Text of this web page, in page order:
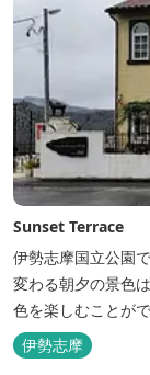
Sunset Terrace
伊勢志摩国立公園
変わる朝夕の景色
色を楽しむことが
を。 1日1組限定とさせていただいております。 完全にプライベー
トでご利用いただけ
伊勢志摩